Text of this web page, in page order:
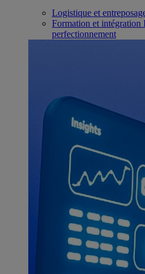
Logistique et
Formation et intégration
perfectionnement